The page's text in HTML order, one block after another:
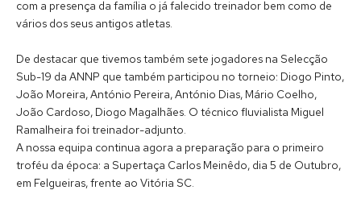
com a presença da família o já falecido treinador bem como de
vários dos seus antigos atletas.
De destacar que tivemos também sete jogadores na Selecção
Sub-19 da ANNP que também participou no torneio: Diogo Pinto,
João Moreira, António Pereira, António Dias, Mário Coelho,
João Cardoso, Diogo Magalhães. O técnico fluvialista Miguel
Ramalheira foi treinador-adjunto.
A nossa equipa continua agora a preparação para o primeiro
troféu da época: a Supertaça Carlos Meinêdo, dia 5 de Outubro,
em Felgueiras, frente ao Vitória SC.